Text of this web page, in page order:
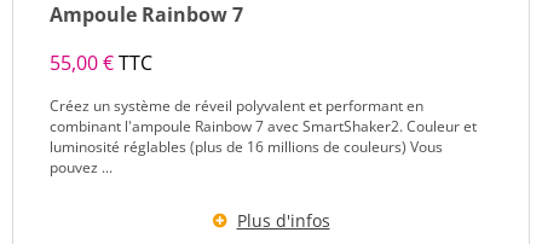
Ampoule Rainbow 7
55,00 €TTC
Créez un système de réveil polyvalent et performant en
combinant l'ampoule Rainbow 7 avec SmartShaker2. Couleur et
luminosité réglables (plus de 16 millions de couleurs) Vous
pouvez ...
Plus d'infos